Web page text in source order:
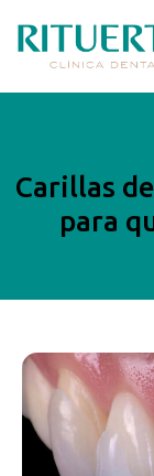
Carillas
para